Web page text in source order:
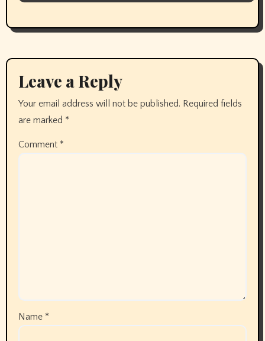
Leave a Reply
Your email address will not be published. Required fields
are marked *
Comment *
Name *